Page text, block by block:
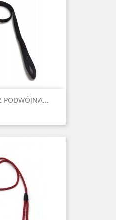
PODWÓJNA...